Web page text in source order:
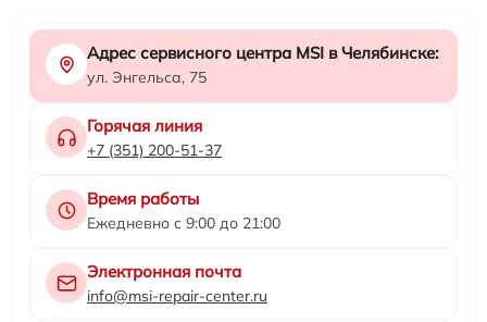
Адрес сервисного центра MSI в Челябинске:
ул. Энгельса, 75
Горячая линия
+7 (351) 200-51-37
Время работы
Ежедневно с 9:00 до 21:00
Электронная почта
info@msi-repair-center.ru